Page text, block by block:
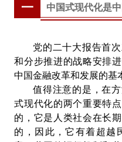
一 中国式现代化是
党的二十大报告首
和分步推进的战略安排
中国金融改革和发展的基
值得注意的是，在
式现代化的两个重要特
的，它是人类社会在长
的，因此，它有着超越